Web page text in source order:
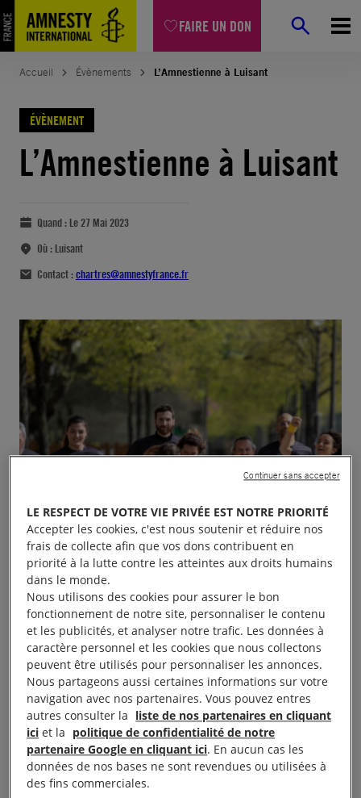
FAIRE UN DON
Accueil Évènements L’Amnestienne à Luisant
ÉVÈNEMENT
L’Amnestienne à Luisant
Quand : Le 27 Mai 2023
Où : Luisant
Contact :chartres@amnestyfrance.fr
L’Amnestienne à Luisant !
C’est parti pour la 2ème édition de l’Amnestienne.
Les membres du groupe de Chartres ont choisi de
LE RESPECT DE VOTRE VIE PRIVÉE EST NOTRE PRIORITÉ
Accepter les cookies, c'est nous soutenir et réduire nos
frais de collecte afin que vos dons contribuent en
priorité à la lutte contre les atteintes aux droits humains
dans le monde.
Nous utilisons des cookies pour assurer le bon
fonctionnement de notre site, personnaliser le contenu
et les publicités, et analyser notre trafic. Les données à
caractère personnel et les cookies que nous collectons
peuvent être utilisés pour personnaliser les annonces.
Nous partageons aussi certaines informations sur votre
navigation avec nos partenaires. Vous pouvez entres
autres consulter la liste de nos partenaires en cliquant
ici et la politique de confidentialité de notre
partenaire Google en cliquant ici. En aucun cas les
données de nos bases ne sont revendues ou utilisées à
des fins commerciales.
Continuer sans accepter